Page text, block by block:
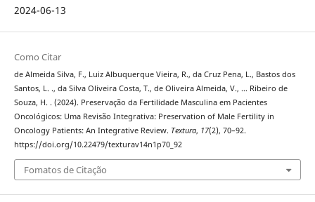
2024-06-13
Como Citar
de Almeida Silva, F., Luiz Albuquerque Vieira, R., da Cruz Pena, L., Bastos dos
Santos, L. ., da Silva Oliveira Costa, T., de Oliveira Almeida, V., … Ribeiro de
Souza, H. . (2024). Preservação da Fertilidade Masculina em Pacientes
Oncológicos: Uma Revisão Integrativa: Preservation of Male Fertility in
Oncology Patients: An Integrative Review. Textura, 17(2), 70–92.
https://doi.org/10.22479/texturav14n1p70_92
Fomatos de Citação